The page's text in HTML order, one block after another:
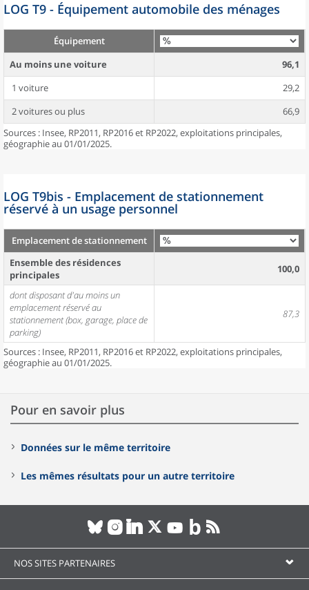
LOG T9 - Équipement automobile des ménages
Équipement
Au moins une voiture
96,1
1 voiture
29,2
2 voitures ou plus
66,9
Sources : Insee, RP2011, RP2016 et RP2022, exploitations principales,
géographie au 01/01/2025.
LOG T9bis - Emplacement de stationnement
réservé à un usage personnel
Emplacement de stationnement
Ensemble des résidences
principales
100,0
dont disposant d'au moins un
emplacement réservé au
stationnement (box, garage, place de
parking)
87,3
Sources : Insee, RP2011, RP2016 et RP2022, exploitations principales,
géographie au 01/01/2025.
Pour en savoir plus
Données sur le même territoire
Les mêmes résultats pour un autre territoire
NOS SITES PARTENAIRES